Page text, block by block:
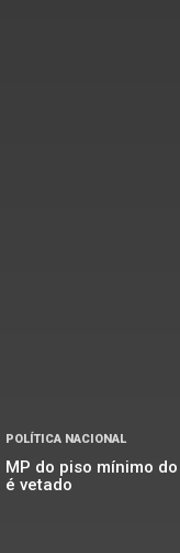
POLÍTICA NACIONAL
MP do piso mínimo
é vetado